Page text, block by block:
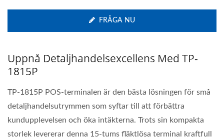
FRÅGA NU
Uppnå Detaljhandelsexcellens Med TP-
1815P
TP-1815P POS-terminalen är den bästa lösningen för små
detaljhandelsutrymmen som syftar till att förbättra
kundupplevelsen och öka intäkterna. Trots sin kompakta
storlek levererar denna 15-tums fläktlösa terminal kraftfull